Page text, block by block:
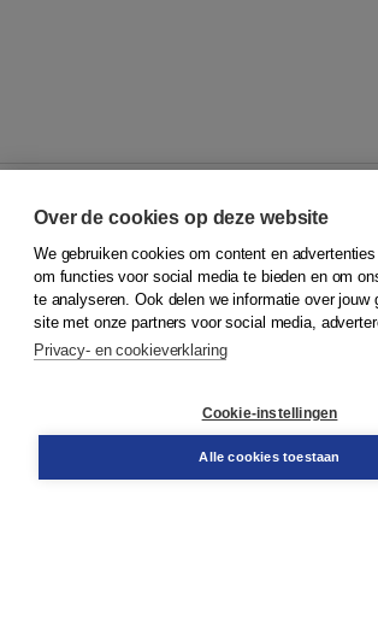
© 2026Koninklijke Boom uitgevers
Klantenservice
Service & informatie
Contact
Over de cookies op deze website
We gebruiken cookies om content en
om functies voor social media te bieden en om
te analyseren. Ook delen we informatie over jouw
site met onze partners voor social media,
Privacy- en cookieverklaring
Cookie-instellingen
Alle cookies toestaan